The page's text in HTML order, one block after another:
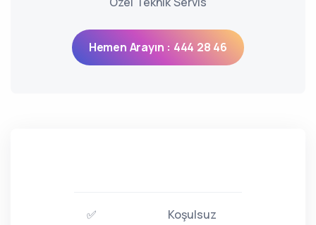
Hemen Arayın : 444 28 46
✅
Koşulsuz